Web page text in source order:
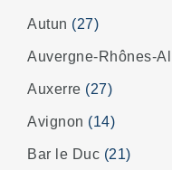
Autun (27)
Auvergne-Rhônes-
Auxerre (27)
Avignon (14)
Bar le Duc (21)